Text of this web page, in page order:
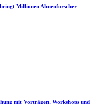
Millionen Ahnenforscher
mit Vorträgen, Workshops und